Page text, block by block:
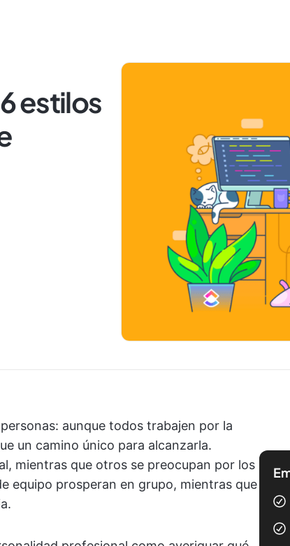
estilos
aunque todos trabajen por la
un camino único para alcanzarla.
mientras que otros se preocupan por los
equipo prosperan en grupo, mientras que